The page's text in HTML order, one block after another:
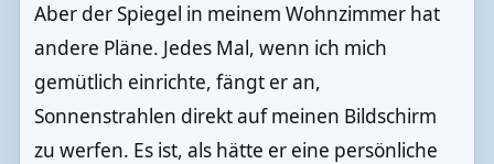
Aber der Spiegel in meinem Wohnzimmer hat
andere Pläne. Jedes Mal, wenn ich mich
gemütlich einrichte, fängt er an,
Sonnenstrahlen direkt auf meinen Bildschirm
zu werfen. Es ist, als hätte er eine persönliche